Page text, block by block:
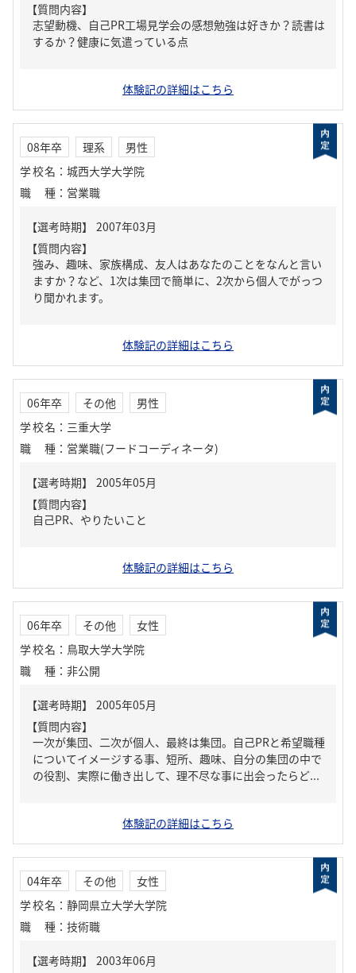
【質問内容】
志望動機、自己PR工場見学会の感想勉強は好きか？読書は
するか？健康に気遣っている点
体験記の詳細はこちら
08年卒 理系
男性
学校名 ： 城西大学大学院
職種 ： 営業職
【質問内容】
強み、趣味、家族構成、友人はあなたのことをなんと言い
ますか？など、1次は集団で簡単に、2次から個人でがっつ
り聞かれます。
体験記の詳細はこちら
06年卒 その他
男性
学校名 ： 三重大学
職種 ： 営業職(フードコーディネータ)
【質問内容】
自己PR、やりたいこと
体験記の詳細はこちら
06年卒 その他
女性
学校名 ： 鳥取大学大学院
職種 ： 非公開
【質問内容】
一次が集団、二次が個人、最終は集団。自己PRと希望職種
についてイメージする事、短所、趣味、自分の集団の中で
の役割、実際に働き出して、理不尽な事に出会ったらど...
体験記の詳細はこちら
04年卒 その他
女性
学校名 ： 静岡県立大学大学院
職種 ： 技術職